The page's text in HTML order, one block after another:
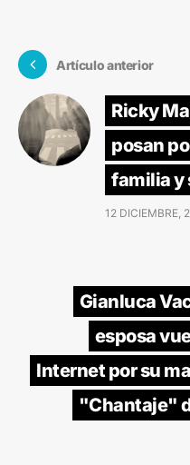
Artículo anterior
Ricky
posan
familia y
12 DICIEMBRE,
Gianluca
esposa
Internet por su
"Chantaje"